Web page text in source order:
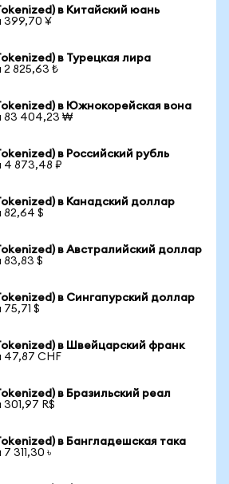
в Китайский юань
399,70 ¥
в Турецкая лира
2 825,63 ₺
в Южнокорейская вона
83 404,23 ₩
в Российский рубль
4 873,48 ₽
в Канадский доллар
82,64 $
в Австралийский доллар
83,83 $
в Сингапурский доллар
75,71 $
в Швейцарский франк
47,87 CHF
в Бразильский реал
301,97 R$
в Бангладешская така
311,30 ৳